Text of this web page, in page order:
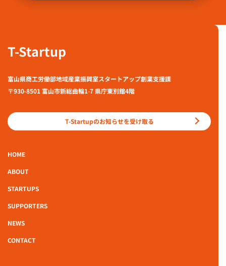
T-Startup
富山県商工労働部地域産業振興室スタートアップ創業支援課
〒930-8501 富山市新総曲輪1-7 県庁東別館4階
T-Startupのお知らせを受け取る
HOME
ABOUT
STARTUPS
SUPPORTERS
NEWS
CONTACT